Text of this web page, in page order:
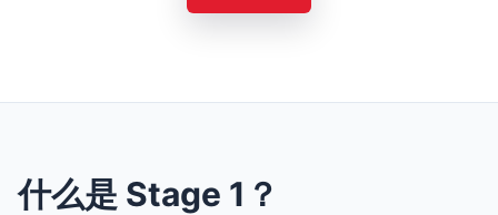
什么是 Stage 1？